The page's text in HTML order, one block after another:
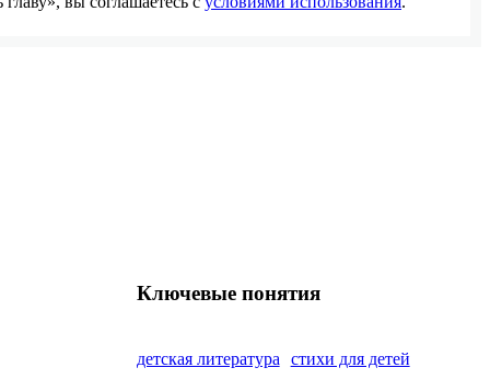
Ключевые понятия
детская литература
стихи для детей